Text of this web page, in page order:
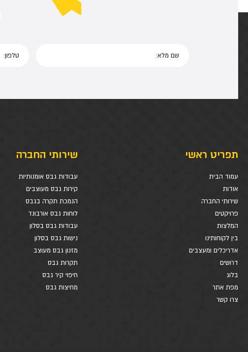
תפריט ראשי
עמוד הבית
אודות
שירותי החברה
פרויקטים
המלצות
בין לקוחותינו
אדריכלים ומעצבים
דרושים
בלוג
מפת אתר
צרו קשר
שירותי החברה
עבודות גבס אומנותיות
קירות גבס מעוצבים
הנמכת תקרה בגבס
לוחות גבס אורבונד
עבודות גבס בסלון
נישות גבס בסלון
מזנון גבס מעוצב
תקרות גבס
חיפוי קיר גבס
מחיצות גבס